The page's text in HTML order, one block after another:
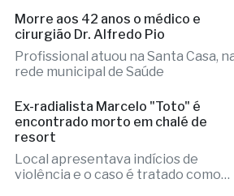
rede municipal de Saúde
Ex-radialista Marcelo "Toto" é
encontrado morto em chalé de
Local apresentava indícios de
violência e o caso é tratado como
investigação
Para conter areia, Prefeitura instala
20 gabiões na Represa Municipal